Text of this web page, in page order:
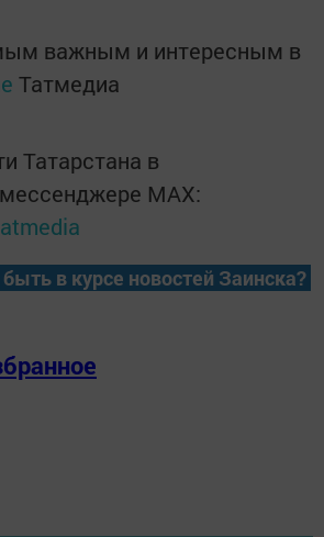
важным и интересным в
Татмедиа
Татарстана в
MАХ:
в курсе новостей Заинска?